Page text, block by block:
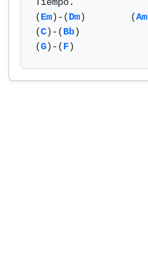
(Em)-(Dm)        (Am
(C)-(Bb)
(G)-(F)